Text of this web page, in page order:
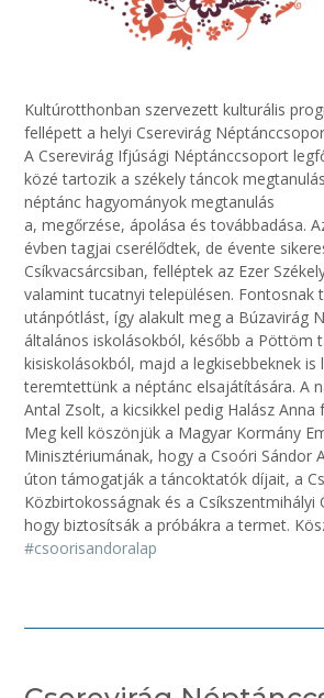
Kultúrotthonban szervezett kulturális
fellépett a helyi Cserevirág
A Cserevirág Ifjúsági Néptánccsoport
közé tartozik a székely táncok
néptánc hagyományok megtanulás
a, megőrzése, ápolása és továbbadása.
évben tagjai cserélődtek, de évente
Csíkvacsárcsiban, felléptek az Ezer
valamint tucatnyi településen. Fontosnak
utánpótlást, így alakult meg a Búzavirág
általános iskolásokból, később a Pöttöm
kisiskolásokból, majd a legkisebbeknek is
teremtettünk a néptánc elsajátítására. A
Antal Zsolt, a kicsikkel pedig Halász Anna
Meg kell köszönjük a Magyar Kormány
Minisztériumának, hogy a Csoóri Sándor
úton támogatják a táncoktatók díjait, a
Közbirtokosságnak és a Csíkszentmihályi
hogy biztosítsák a próbákra a termet.
#csoorisandoralap